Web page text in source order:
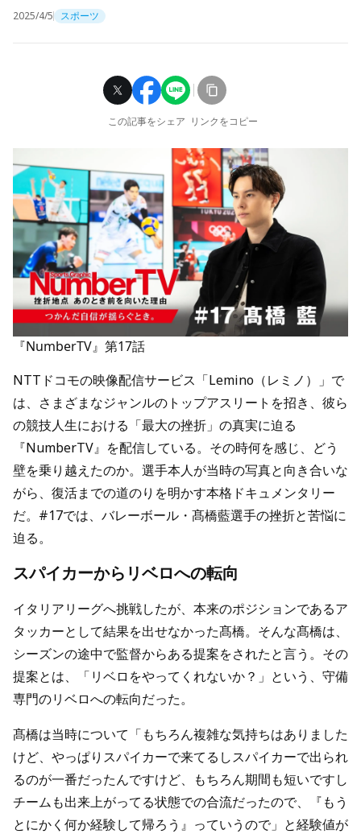
2025/4/5 スポーツ
この記事をシェア リンクをコピー
『NumberTV』第17話
NTTドコモの映像配信サービス「Lemino（レミノ）」で
は、さまざまなジャンルのトップアスリートを招き、彼ら
の競技人生における「最大の挫折」の真実に迫る
『NumberTV』を配信している。その時何を感じ、どう
壁を乗り越えたのか。選手本人が当時の写真と向き合いな
がら、復活までの道のりを明かす本格ドキュメンタリー
だ。#17では、バレーボール・髙橋藍選手の挫折と苦悩に
迫る。
スパイカーからリベロへの転向
イタリアリーグへ挑戦したが、本来のポジションであるア
タッカーとして結果を出せなかった髙橋。そんな髙橋は、
シーズンの途中で監督からある提案をされたと言う。その
提案とは、「リベロをやってくれないか？」という、守備
専門のリベロへの転向だった。
髙橋は当時について「もちろん複雑な気持ちはありました
けど、やっぱりスパイカーで来てるしスパイカーで出られ
るのが一番だったんですけど、もちろん期間も短いですし
チームも出来上がってる状態での合流だったので、『もう
とにかく何か経験して帰ろう』っていうので」と経験値が